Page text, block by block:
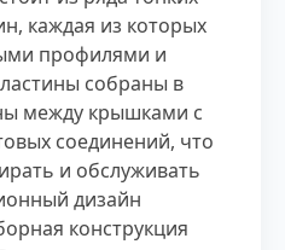
каждая из которых
профилями и
собраны в
между крышками с
соединений, что
и обслуживать
дизайн
конструкция